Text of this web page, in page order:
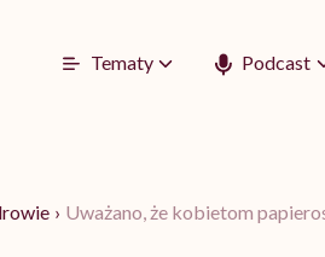
Tematy Podcast
› Uważano, że kobietom